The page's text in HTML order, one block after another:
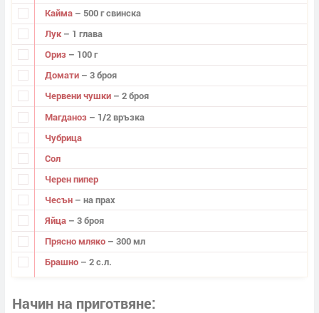
Кайма – 500 г свинска
Лук – 1 глава
Ориз – 100 г
Домати – 3 броя
Червени чушки – 2 броя
Магданоз – 1/2 връзка
Чубрица
Сол
Черен пипер
Чесън – на прах
Яйца – 3 броя
Прясно мляко – 300 мл
Брашно – 2 с.л.
Начин на приготвяне